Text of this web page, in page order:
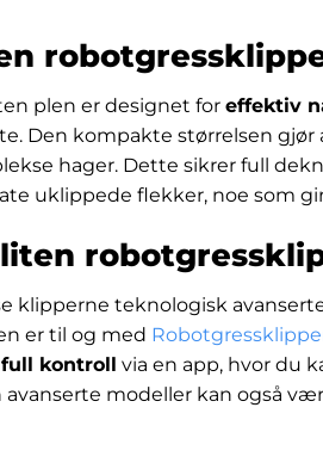
plen er designet for effektiv
Den kompakte størrelsen
hager. Dette sikrer full
uklippede flekker, noe som
klipperne teknologisk
er til og med
full kontroll via en app, hvor du
modeller kan også